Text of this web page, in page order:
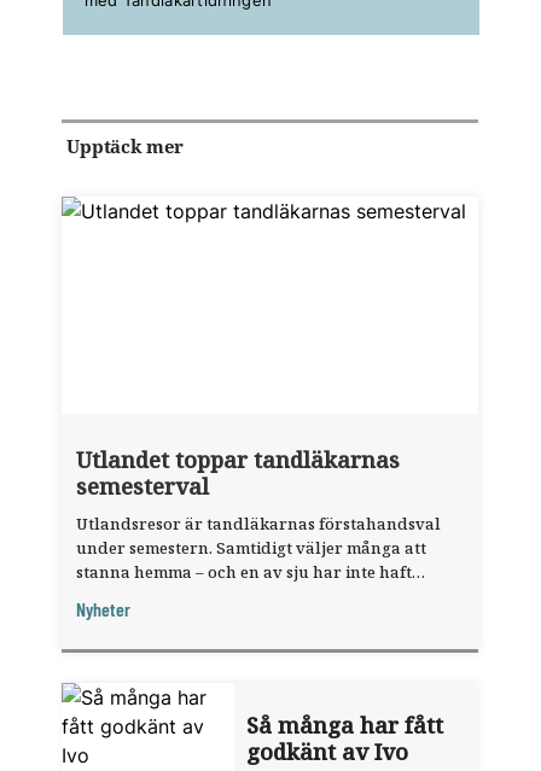
Upptäck mer
Utlandet toppar tandläkarnas
semesterval
Utlandsresor är tandläkarnas förstahandsval
under semestern. Samtidigt väljer många att
stanna hemma – och en av sju har inte haft
fråga".
Nyheter
Så många har fått
godkänt av Ivo